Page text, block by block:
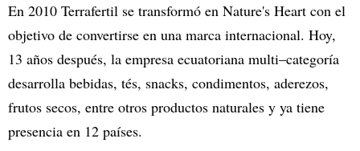
En 2010 Terrafertil se transformó en Nature's Heart con el
objetivo de convertirse en una marca internacional. Hoy,
13 años después, la empresa ecuatoriana multi–categoría
desarrolla bebidas, tés, snacks, condimentos, aderezos,
frutos secos, entre otros productos naturales y ya tiene
presencia en 12 países.